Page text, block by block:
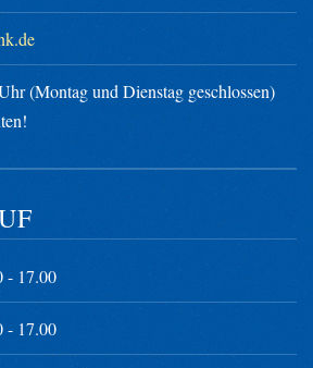
(Montag und Dienstag geschlossen)
- 17.00
- 17.00